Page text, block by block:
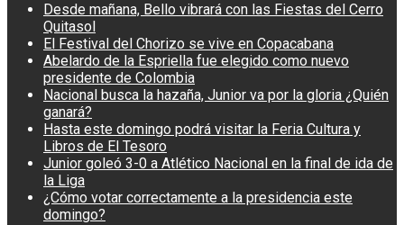
Desde mañana, Bello vibrará con las Fiestas del Cerro
Quitasol
El Festival del Chorizo se vive en Copacabana
Abelardo de la Espriella fue elegido como nuevo
presidente de Colombia
Nacional busca la hazaña, Junior va por la gloria ¿Quién
ganará?
Hasta este domingo podrá visitar la Feria Cultura y
Libros de El Tesoro
Junior goleó 3-0 a Atlético Nacional en la final de ida de
la Liga
¿Cómo votar correctamente a la presidencia este
domingo?